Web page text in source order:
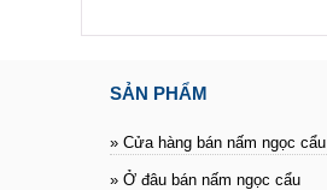
SẢN PHẨM
» Cửa hàng bán nấm ngọc cẩu
» Ở đâu bán nấm ngọc cẩu